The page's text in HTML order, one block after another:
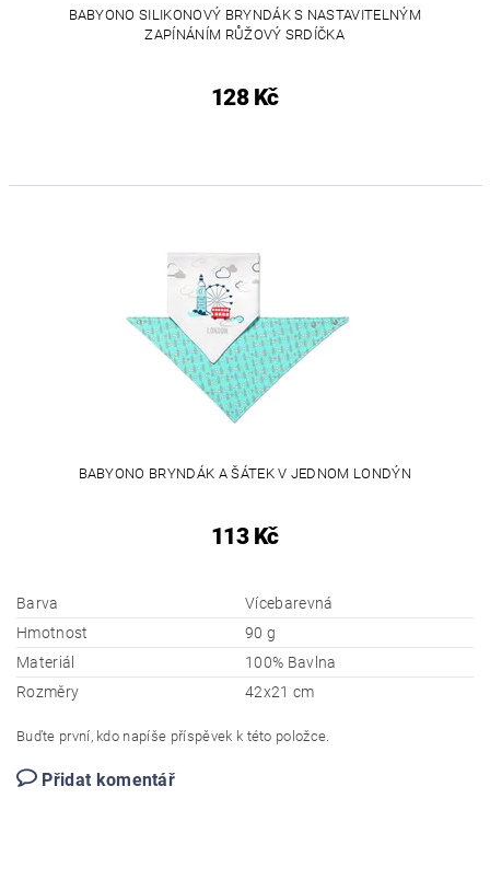
BABYONO SILIKONOVÝ BRYNDÁK S NASTAVITELNÝM
ZAPÍNÁNÍM RŮŽOVÝ SRDÍČKA
128 Kč
BABYONO BRYNDÁK A ŠÁTEK V JEDNOM LONDÝN
113 Kč
Barva
Vícebarevná
Hmotnost
90 g
Materiál
100% Bavlna
Rozměry
42x21 cm
Buďte první, kdo napíše příspěvek k této položce.
Přidat komentář